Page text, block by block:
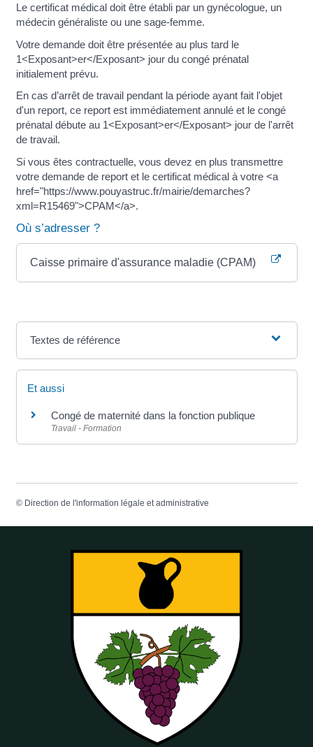
Le certificat médical doit être établi par un gynécologue, un
médecin généraliste ou une sage-femme.
Votre demande doit être présentée au plus tard le
1<Exposant>er</Exposant> jour du congé prénatal
initialement prévu.
En cas d’arrêt de travail pendant la période ayant fait l'objet
d'un report, ce report est immédiatement annulé et le congé
prénatal débute au 1<Exposant>er</Exposant> jour de l'arrêt
de travail.
Si vous êtes contractuelle, vous devez en plus transmettre
votre demande de report et le certificat médical à votre <a
href="https://www.pouyastruc.fr/mairie/demarches?
xml=R15469">CPAM</a>.
Où s’adresser ?
Caisse primaire d'assurance maladie (CPAM)
Textes de référence
Et aussi
Congé de maternité dans la fonction publique
Travail - Formation
© Direction de l'information légale et administrative